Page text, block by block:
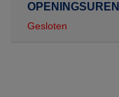
Gesloten